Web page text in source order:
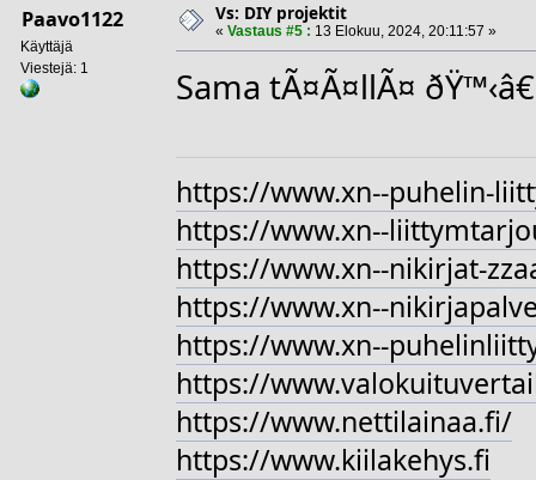
Paavo1122
Käyttäjä
Viestejä: 1
Vs: DIY projektit
« Vastaus #5 : 13 Elokuu, 2024, 20:11:57 »
Sama tÃ¤Ã¤llÃ¤
https://www.xn--puhelin-
https://www.xn--
https://www.xn--nikirjat-
https://www.xn--
https://www.xn--
https://
https://www.nettilainaa.fi/
https://www.kiilakehys.fi